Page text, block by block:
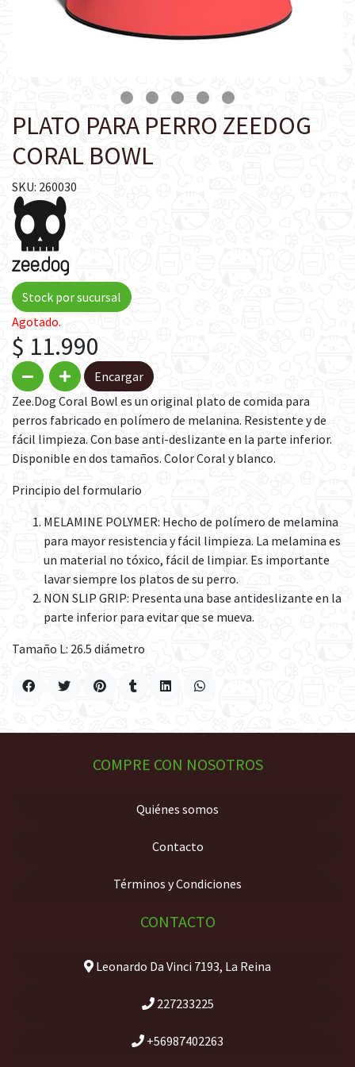
PLATO PARA PERRO ZEEDOG
CORAL BOWL
SKU: 260030
Stock por sucursal
Agotado.
$ 11.990
Encargar
Zee.Dog Coral Bowl es un original plato de comida para
perros fabricado en polímero de melanina. Resistente y de
fácil limpieza. Con base anti-deslizante en la parte inferior.
Disponible en dos tamaños. Color Coral y blanco.
Principio del formulario
MELAMINE POLYMER: Hecho de polímero de melamina
para mayor resistencia y fácil limpieza. La melamina es
un material no tóxico, fácil de limpiar. Es importante
lavar siempre los platos de su perro.
NON SLIP GRIP: Presenta una base antideslizante en la
parte inferior para evitar que se mueva.
Tamaño L: 26.5 diámetro
COMPRE CON NOSOTROS
Quiénes somos
Contacto
Términos y Condiciones
CONTACTO
Leonardo Da Vinci 7193, La Reina
227233225
+56987402263